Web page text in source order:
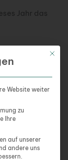
Jahr das
dir, dass du
Liebe
das so
Mit
Website weiter
zu
Ihre
auf unserer
andere uns